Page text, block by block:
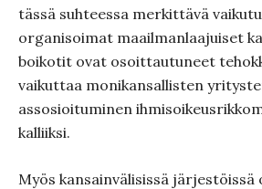
tässä suhteessa merkittävä
organisoimat maailmanlaajuiset
boikotit ovat osoittautuneet
vaikuttaa monikansallisten
assosioituminen
kalliiksi.
Myös kansainvälisissä